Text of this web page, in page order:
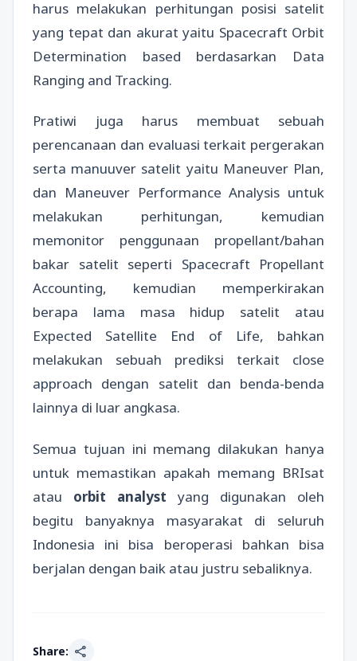
harus melakukan perhitungan posisi satelit
yang tepat dan akurat yaitu Spacecraft Orbit
Determination based berdasarkan Data
Ranging and Tracking.
Pratiwi juga harus membuat sebuah
perencanaan dan evaluasi terkait pergerakan
serta manuuver satelit yaitu Maneuver Plan,
dan Maneuver Performance Analysis untuk
melakukan perhitungan, kemudian
memonitor penggunaan propellant/bahan
bakar satelit seperti Spacecraft Propellant
Accounting, kemudian memperkirakan
berapa lama masa hidup satelit atau
Expected Satellite End of Life, bahkan
melakukan sebuah prediksi terkait close
approach dengan satelit dan benda-benda
lainnya di luar angkasa.
Semua tujuan ini memang dilakukan hanya
untuk memastikan apakah memang BRIsat
atau orbit analyst yang digunakan oleh
begitu banyaknya masyarakat di seluruh
Indonesia ini bisa beroperasi bahkan bisa
berjalan dengan baik atau justru sebaliknya.
Share: share